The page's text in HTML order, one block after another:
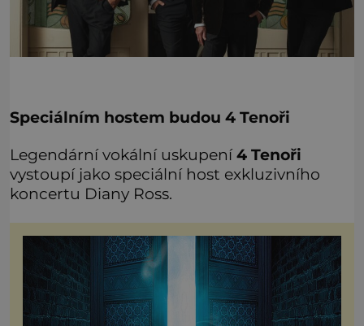
Speciálním hostem budou 4 Tenoři
Legendární vokální uskupení4 Tenoři
vystoupí jako speciální host exkluzivního
koncertu Diany Ross.